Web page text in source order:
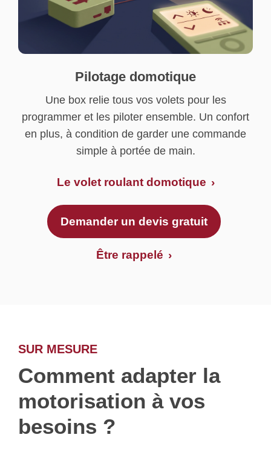
Pilotage domotique
Une box relie tous vos volets pour les
programmer et les piloter ensemble. Un confort
en plus, à condition de garder une commande
simple à portée de main.
Le volet roulant domotique
Demander un devis gratuit
Être rappelé
SUR MESURE
Comment adapter la
motorisation à vos
besoins ?